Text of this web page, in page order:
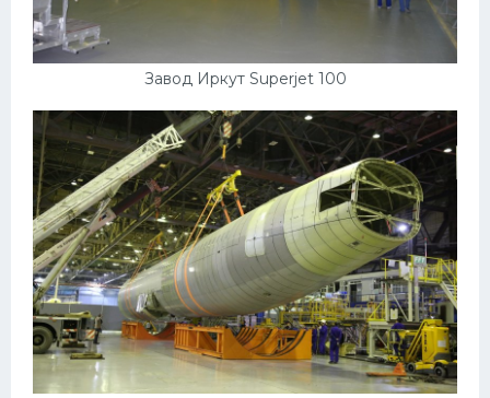
Завод Иркут Superjet 100
Черри
Джили
Хавал
Кавасаки
Инфинити
ЛУАЗ
Фиат
Ситроен
Субару
Опель